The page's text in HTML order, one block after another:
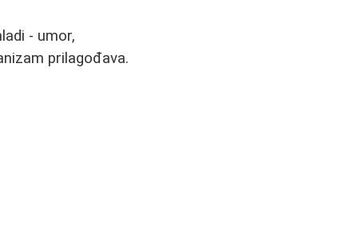
- umor,
prilagođava.